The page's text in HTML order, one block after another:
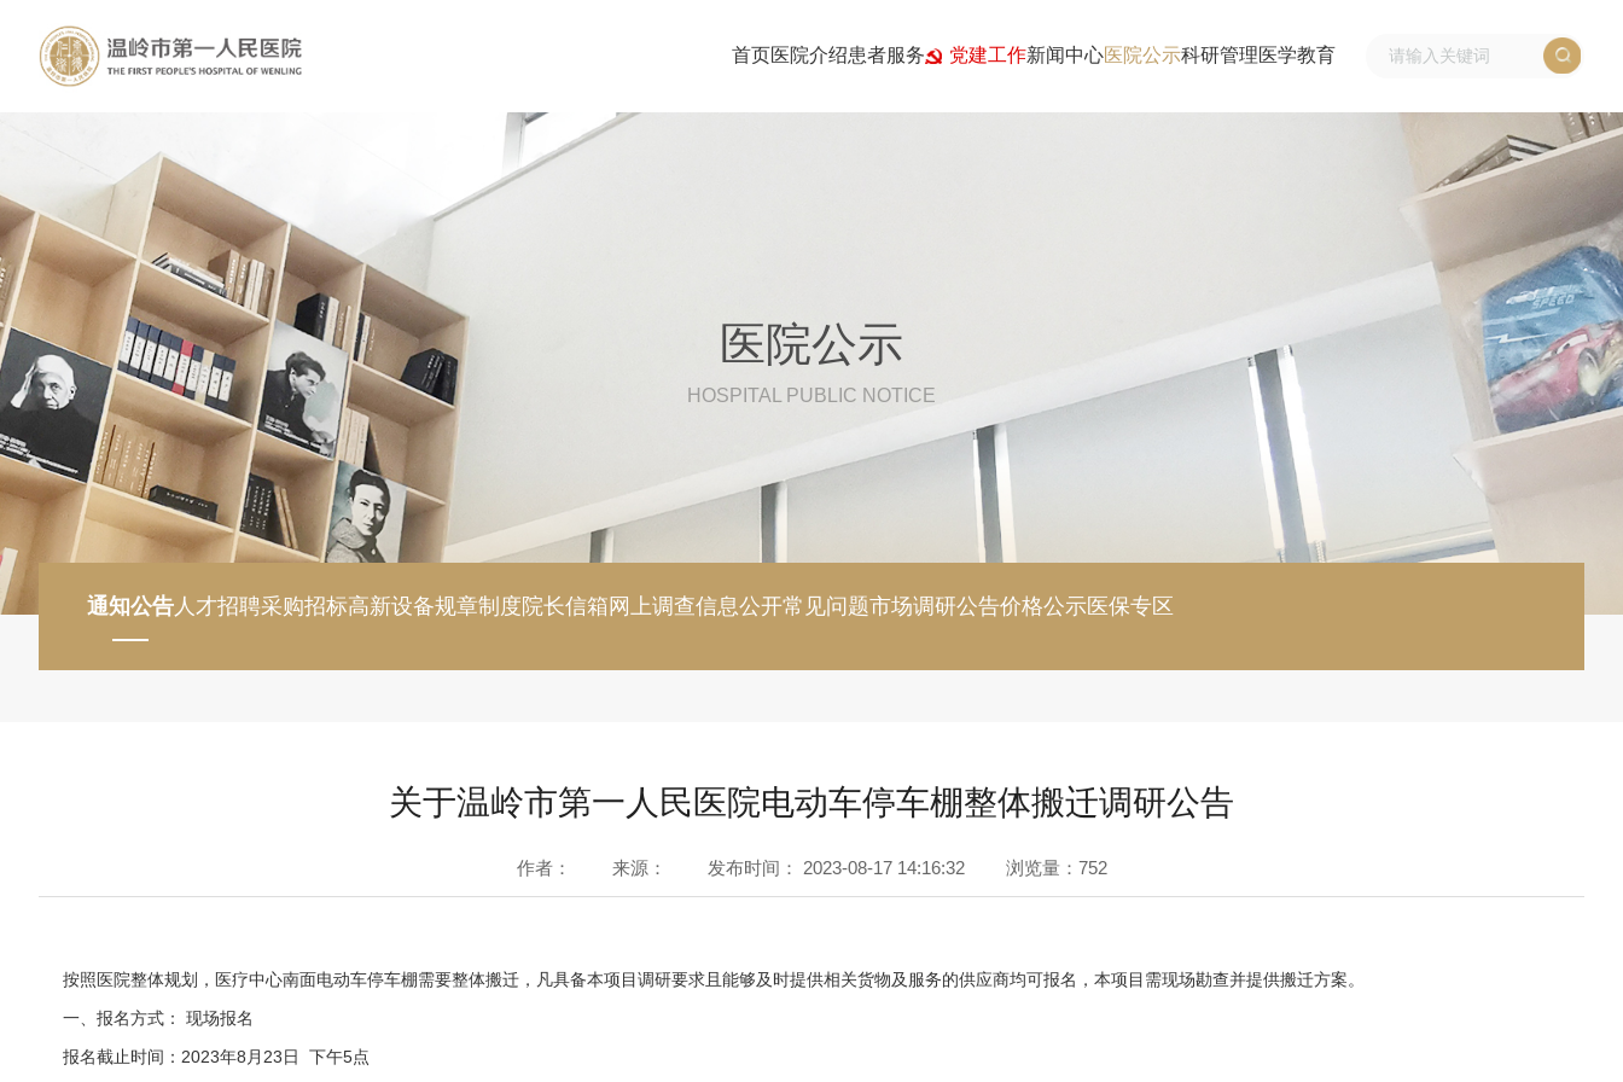
首页医院介绍患者服务 党建工作新闻中心医院公示科研管理医学教育
医院公示
HOSPITAL PUBLIC NOTICE
通知公告人才招聘采购招标高新设备规章制度 院长信箱 网上调查信息公开常见问题市场调研公告价格公示医保专区
关于温岭市第一人民医院电动车停车棚整体搬迁调研公告
作者： 来源： 发布时间： 2023-08-17 14:16:32 浏览量： 752
按照医院整体规划，医疗中心南面电动车停车棚需要整体搬迁，凡具备本项目调研要求且能够及时提供相关货物及服务的供应商均可报名，本项目需现场勘查并提供搬迁方案。
一、报名方式： 现场报名
报名截止时间：2023年8月23日 下午5点